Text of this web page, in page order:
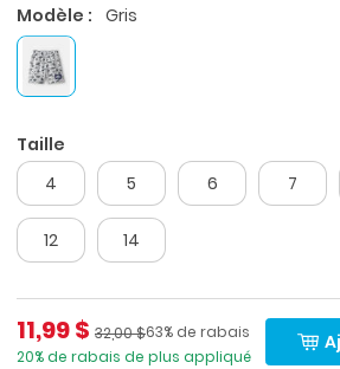
Modèle : Gris
Taille
4 5 6 7
12 14
Prix de solde
11,99 $ Pourcentage de rabais
63% de rabais
Prix ​​de détail suggéré par le
32,00 $
20% de rabais de plus appliqué